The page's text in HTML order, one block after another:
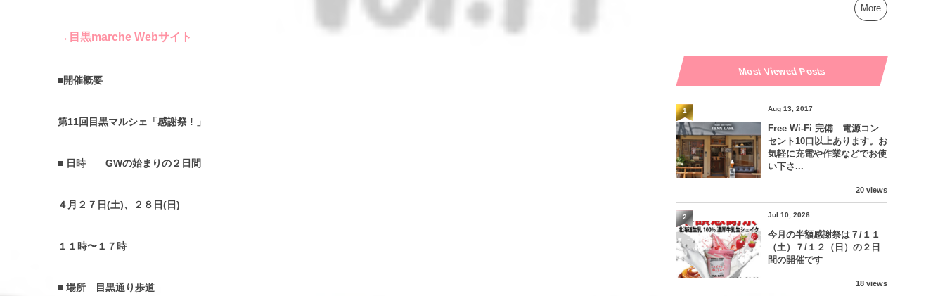
→目黒marche Webサイト
■開催概要
第11回目黒マルシェ「感謝祭 ! 」
■ 日時 GWの始まりの２日間
４月２７日(土)、２８日(日)
１１時〜１７時
■ 場所 目黒通り歩道
More
Most Viewed Posts
Aug 13, 2017
Free Wi-Fi 完備 電源コン
セント10口以上あります。お
気軽に充電や作業などでお使
い下さ...
20 views
1
Jul 10, 2026
今月の半額感謝祭は７/１１
（土）７/１２（日）の２日
間の開催です
18 views
2